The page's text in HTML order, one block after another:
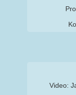
Video: